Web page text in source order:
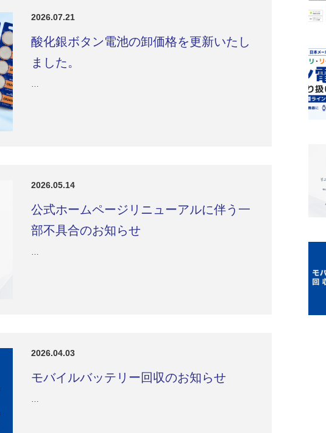
2026.07.21
酸化銀ボタン電池の卸価格を更新いたし
ました。
…
2026.05.14
公式ホームページリニューアルに伴う一
部不具合のお知らせ
…
2026.04.03
モバイルバッテリー回収のお知らせ
…